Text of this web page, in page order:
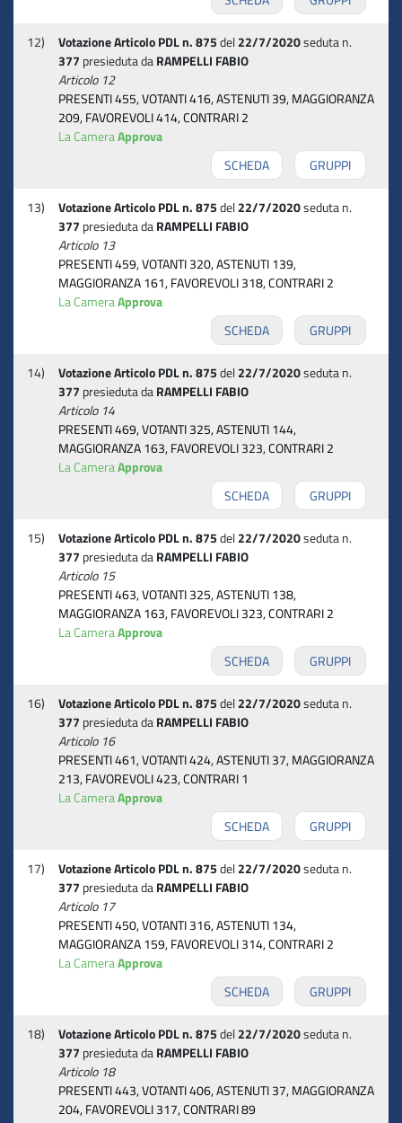
12) Votazione Articolo PDL n. 875del22/7/2020seduta n.
377 presieduta daRAMPELLI FABIO
Articolo 12
PRESENTI 455, VOTANTI 416, ASTENUTI 39, MAGGIORANZA
209, FAVOREVOLI 414, CONTRARI 2
La CameraApprova
SCHEDA
GRUPPI
13) Votazione Articolo PDL n. 875del22/7/2020seduta n.
377 presieduta daRAMPELLI FABIO
Articolo 13
PRESENTI 459, VOTANTI 320, ASTENUTI 139,
MAGGIORANZA 161, FAVOREVOLI 318, CONTRARI 2
La CameraApprova
SCHEDA
GRUPPI
14) Votazione Articolo PDL n. 875del22/7/2020seduta n.
377 presieduta daRAMPELLI FABIO
Articolo 14
PRESENTI 469, VOTANTI 325, ASTENUTI 144,
MAGGIORANZA 163, FAVOREVOLI 323, CONTRARI 2
La CameraApprova
SCHEDA
GRUPPI
15) Votazione Articolo PDL n. 875del22/7/2020seduta n.
377 presieduta daRAMPELLI FABIO
Articolo 15
PRESENTI 463, VOTANTI 325, ASTENUTI 138,
MAGGIORANZA 163, FAVOREVOLI 323, CONTRARI 2
La CameraApprova
SCHEDA
GRUPPI
16) Votazione Articolo PDL n. 875del22/7/2020seduta n.
377 presieduta daRAMPELLI FABIO
Articolo 16
PRESENTI 461, VOTANTI 424, ASTENUTI 37, MAGGIORANZA
213, FAVOREVOLI 423, CONTRARI 1
La CameraApprova
SCHEDA
GRUPPI
17) Votazione Articolo PDL n. 875del22/7/2020seduta n.
377 presieduta daRAMPELLI FABIO
Articolo 17
PRESENTI 450, VOTANTI 316, ASTENUTI 134,
MAGGIORANZA 159, FAVOREVOLI 314, CONTRARI 2
La CameraApprova
SCHEDA
GRUPPI
18) Votazione Articolo PDL n. 875del22/7/2020seduta n.
377 presieduta daRAMPELLI FABIO
Articolo 18
PRESENTI 443, VOTANTI 406, ASTENUTI 37, MAGGIORANZA
204, FAVOREVOLI 317, CONTRARI 89